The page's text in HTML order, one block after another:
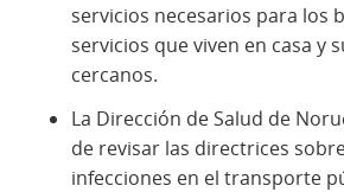
servicios necesarios para los
servicios que viven en casa y
cercanos.
La Dirección de Salud de
de revisar las directrices
infecciones en el transporte